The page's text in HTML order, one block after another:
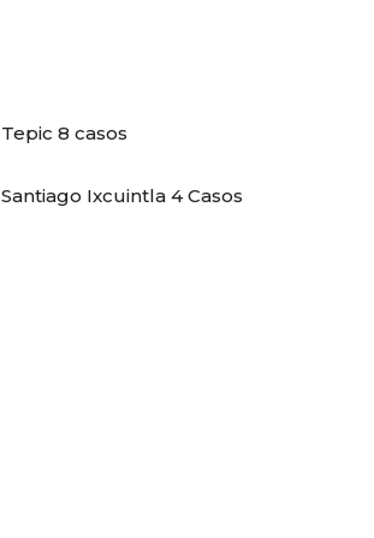
Tepic 8 casos
Santiago Ixcuintla 4 Casos